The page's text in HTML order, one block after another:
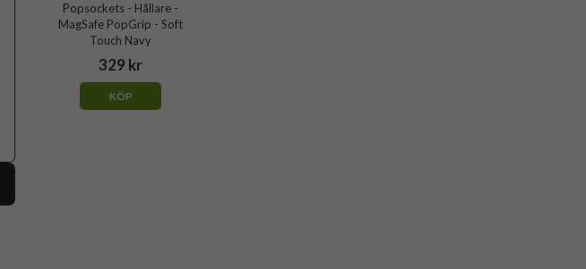
Popsockets - Hållare -
MagSafe PopGrip - Soft
Touch Navy
329 kr
KÖP